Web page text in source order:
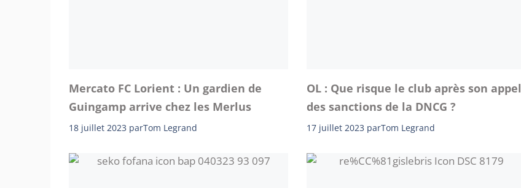
Mercato FC Lorient : Un gardien de
Guingamp arrive chez les Merlus
18 juillet 2023 parTom Legrand
OL : Que risque le club après son appel
des sanctions de la DNCG ?
17 juillet 2023 parTom Legrand